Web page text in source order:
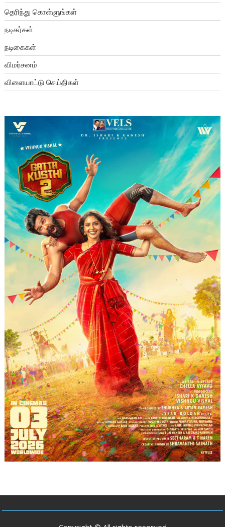
தெரிந்து கொள்ளுங்கள்
நடிகர்கள்
நடிகைகள்
விமர்சனம்
விளையாட்டு செய்திகள்